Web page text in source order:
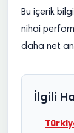
Bu içerik
nihai
daha net
İlgili